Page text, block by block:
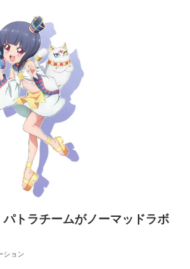
パトラチームがノーマッドラボ
ション